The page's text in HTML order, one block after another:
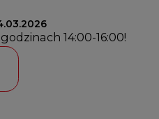
14:00-16:00!